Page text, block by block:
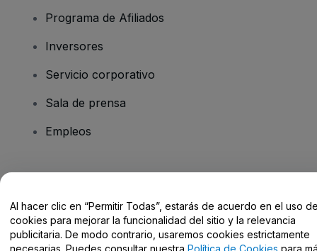
Programa de Afiliados
Inversores
Servicio corporativo
Sala de prensa
Empleos
Centro de Ayuda / Contacto
Al hacer clic en “Permitir Todas”, estarás de acuerdo en el uso
cookies para mejorar la funcionalidad del sitio y la relevancia
publicitaria. De modo contrario, usaremos cookies estrictamente
necesarias. Puedes consultar nuestra Política de Cookies para